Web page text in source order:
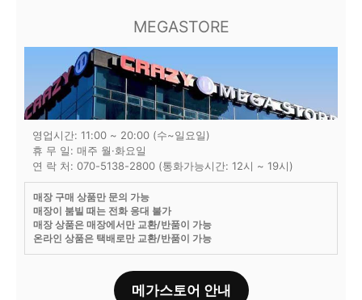
MEGASTORE
영업시간: 11:00 ~ 20:00 (수~일요일)
휴 무 일: 매주 월·화요일
연 락 처: 070-5138-2800 (통화가능시간: 12시 ~ 19시)
매장 구매 상품만 문의 가능
매장이 붐빌 때는 전화 응대 불가
매장 상품은 매장에서만 교환/반품이 가능
온라인 상품은 택배로만 교환/반품이 가능
메가스토어 안내